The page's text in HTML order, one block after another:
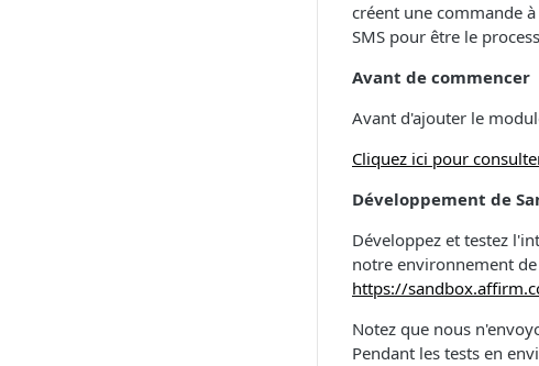
créent une commande
SMS pour être le
Avant de commencer
Avant d'ajouter le
Cliquez ici pour
Développement de
Développez et testez
notre environnement
https://
Notez que nous
Pendant les tests en